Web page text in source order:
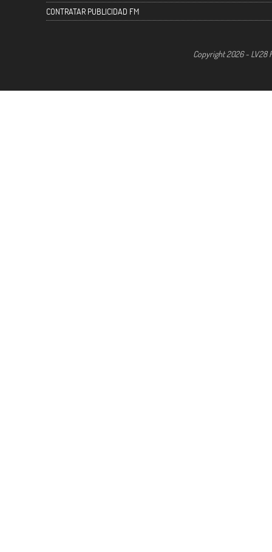
CONTRATAR PUBLICIDAD FM
Copyright 2026 - LV28